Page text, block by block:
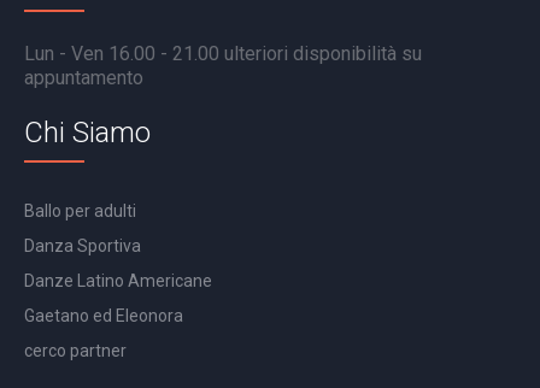
Lun - Ven 16.00 - 21.00 ulteriori disponibilità su
appuntamento
Chi Siamo
Ballo per adulti
Danza Sportiva
Danze Latino Americane
Gaetano ed Eleonora
cerco partner